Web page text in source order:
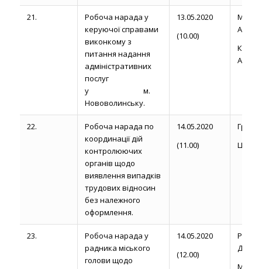
21.
Робоча нарада у
керуючої справами
виконкому з
питання надання
адміністративних
послуг
у м.
Нововолинську.
13.05.2020
(10.00)
А.
А.П.
22.
Робоча нарада по
координації дій
контролюючих
органів щодо
виявлення випадків
трудових відносин
без належного
оформлення.
14.05.2020
(11.00)
Цьось
23.
Робоча нарада у
радника міського
голови щодо
14.05.2020
(12.00)
Д.